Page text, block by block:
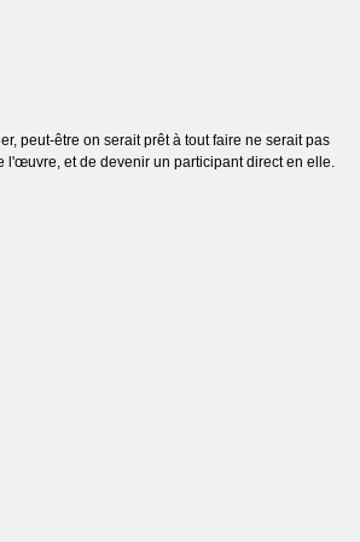
peut-être on serait prêt à tout faire ne serait pas
l'œuvre, et de devenir un participant direct en elle.